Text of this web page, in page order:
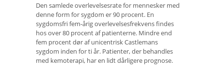
Den samlede overlevelsesrate for mennesker med
denne form for sygdom er 90 procent. En
sygdomsfri fem-årig overlevelsesfrekvens findes
hos over 80 procent af patienterne. Mindre end
fem procent dør af unicentrisk Castlemans
sygdom inden for ti år. Patienter, der behandles
med kemoterapi, har en lidt dårligere prognose.